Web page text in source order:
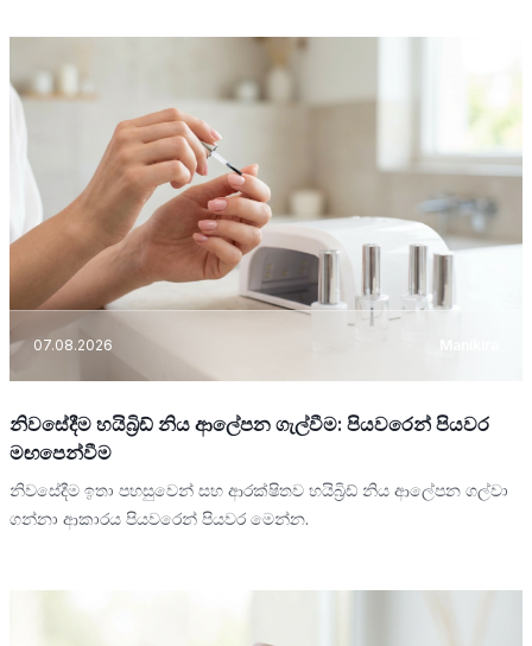
07.08.2026
නිවසේදීම හයිබ්‍රිඩ් නිය ආලේපන ගැල්වීම: පියවරෙන් පියවර
මඟපෙන්වීම
නිවසේදීම ඉතා පහසුවෙන් සහ ආරක්ෂිතව හයිබ්‍රිඩ් නිය ආලේපන ගල්වා
ගන්නා ආකාරය පියවරෙන් පියවර මෙන්න.